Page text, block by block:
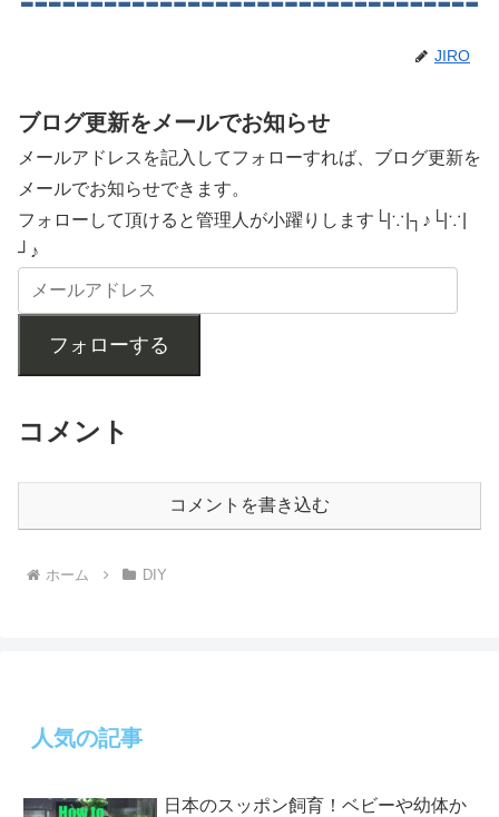
JIRO
ブログ更新をメールでお知らせ
メールアドレスを記入してフォローすれば、ブログ更新を
メールでお知らせできます。
フォローして頂けると管理人が小躍りします└|∵|┐♪└|∵|
┘♪
フォローする
コメント
コメントを書き込む
ホーム DIY
人気の記事
日本のスッポン飼育！ベビーや幼体か